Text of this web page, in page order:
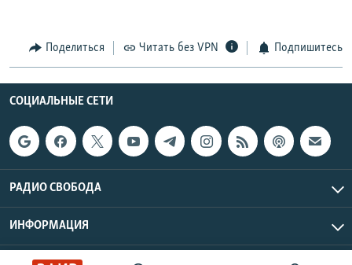
Все сайты РСЕ/РС
Поделиться Читать без VPN Подпишитесь
СОЦИАЛЬНЫЕ СЕТИ
РАДИО СВОБОДА
ИНФОРМАЦИЯ